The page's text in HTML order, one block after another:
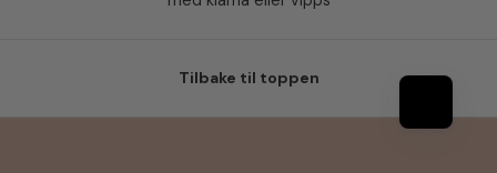
Tilbake til toppen